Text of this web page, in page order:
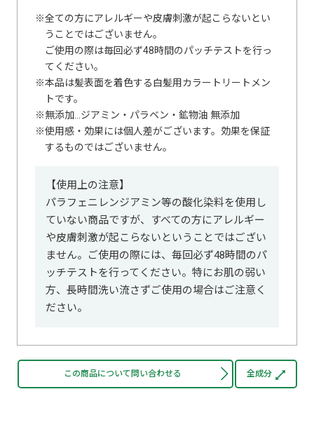
全ての方にアレルギーや皮膚刺激が起こらないとい
うことではございません。
ご使用の際は毎回必ず48時間のパッチテストを行っ
てください。
本品は髪表面を着色する白髪用カラートリートメン
トです。
無添加…ジアミン・パラベン・鉱物油 無添加
使用感・効果には個人差がございます。効果を保証
するものではございません。
【使用上の注意】
パラフェニレンジアミン等の酸化染料を使用し
ていない商品ですが、すべての方にアレルギー
や皮膚刺激が起こらないということではござい
ません。ご使用の際には、毎回必ず48時間のパ
ッチテストを行ってください。特にお肌の弱い
方、長時間洗い流さずご使用の場合はご注意く
ださい。
この商品について問い合わせる 全成分